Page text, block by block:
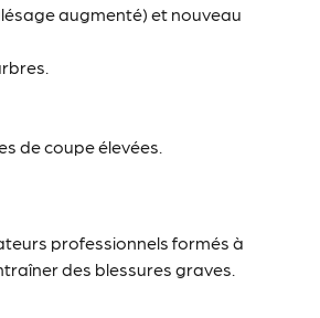
augmenté) et nouveau
de coupe élevées.
professionnels formés à
des blessures graves.